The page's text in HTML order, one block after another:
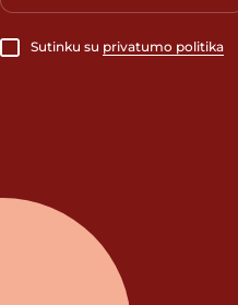
Sutinku su privatumo politika